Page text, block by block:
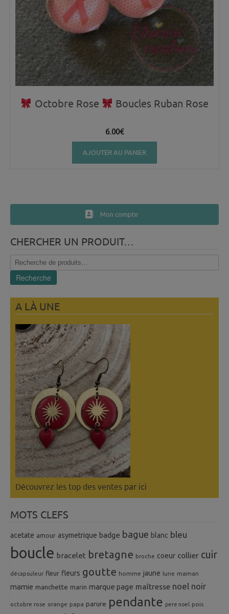
Octobre Rose Boucles Ruban Rose
6.00€
AJOUTER AU PANIER
Mon compte
CHERCHER UN PRODUIT…
Recherche
pour :
Recherche
A LÀ UNE
Découvrez les top des ventes par ici
MOTS CLEFS
acetate amour asymetrique badge bague blanc bleu
boucle bracelet bretagne broche coeur collier cuir
décapsuleur fleur fleurs goutte homme jaune lune maman
mamie manchette marin marque page maîtresse noel noir
octobre rose orange papa parure pendante pere noel pois